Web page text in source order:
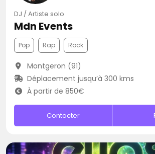
DJ / Artiste solo
Mdn Events
Pop Rap Rock
Montgeron (91)
Déplacement jusqu’à 300 kms
À partir de 850€
Contacter